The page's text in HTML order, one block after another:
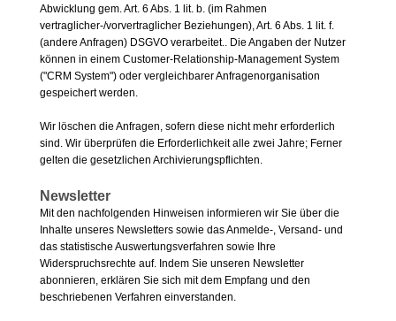
Abwicklung gem. Art. 6 Abs. 1 lit. b. (im Rahmen
vertraglicher-/vorvertraglicher Beziehungen), Art. 6 Abs. 1 lit. f.
(andere Anfragen) DSGVO verarbeitet.. Die Angaben der Nutzer
können in einem Customer-Relationship-Management System
("CRM System") oder vergleichbarer Anfragenorganisation
gespeichert werden.
Wir löschen die Anfragen, sofern diese nicht mehr erforderlich
sind. Wir überprüfen die Erforderlichkeit alle zwei Jahre; Ferner
gelten die gesetzlichen Archivierungspflichten.
Newsletter
Mit den nachfolgenden Hinweisen informieren wir Sie über die
Inhalte unseres Newsletters sowie das Anmelde-, Versand- und
das statistische Auswertungsverfahren sowie Ihre
Widerspruchsrechte auf. Indem Sie unseren Newsletter
abonnieren, erklären Sie sich mit dem Empfang und den
beschriebenen Verfahren einverstanden.